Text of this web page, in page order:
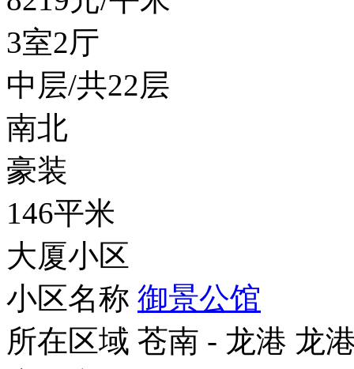
3室2厅
中层/共22层
南北
豪装
146平米
大厦小区
小区名称 御景公馆
所在区域 苍南 - 龙港 龙